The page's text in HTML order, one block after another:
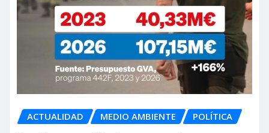
ACTUALIDAD MEDIO AMBIENTE POLÍTICA